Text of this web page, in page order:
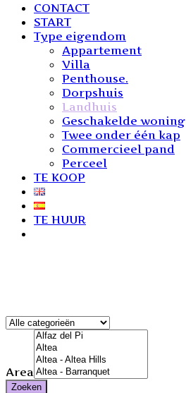
CONTACT
START
Type eigendom
Appartement
Villa
Penthouse.
Dorpshuis
Landhuis
Geschakelde woning
Twee onder één kap
Commercieel pand
Perceel
TE KOOP
TE HUUR
Area
Zoeken